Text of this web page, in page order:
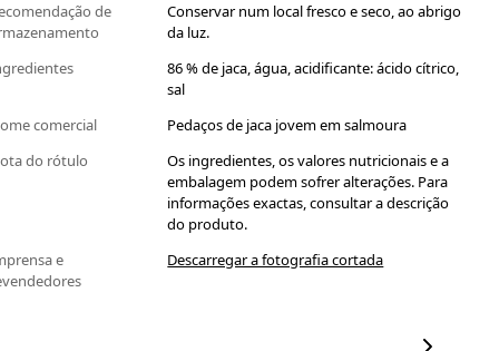
de
Conservar num local fresco e seco, ao abrigo
da luz.
86 % de jaca, água, acidificante: ácido cítrico,
sal
comercial
Pedaços de jaca jovem em salmoura
do rótulo
Os ingredientes, os valores nutricionais e a
embalagem podem sofrer alterações. Para
informações exactas, consultar a descrição
do produto.
e
Descarregar a fotografia cortada